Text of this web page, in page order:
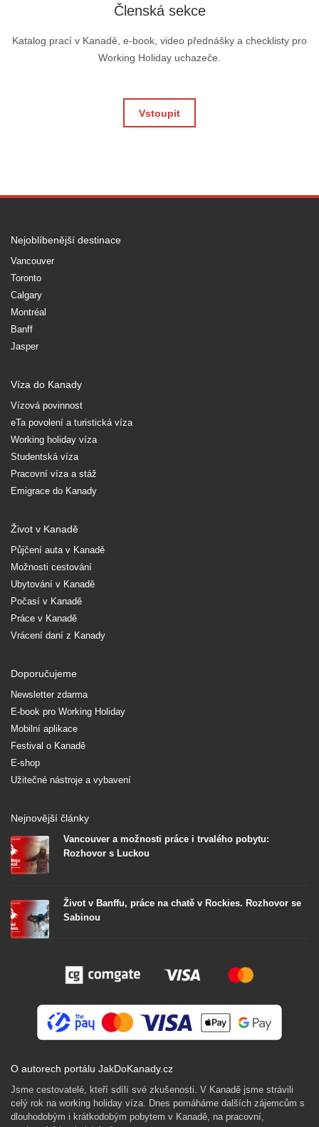
Členská sekce
Katalog prací v Kanadě, e-book, video přednášky a checklisty pro
Working Holiday uchazeče.
Vstoupit
Nejoblíbenější destinace
Vancouver
Toronto
Calgary
Montréal
Banff
Jasper
Víza do Kanady
Vízová povinnost
eTa povolení a turistická víza
Working holiday víza
Studentská víza
Pracovní víza a stáž
Emigrace do Kanady
Život v Kanadě
Půjčení auta v Kanadě
Možnosti cestování
Ubytování v Kanadě
Počasí v Kanadě
Práce v Kanadě
Vrácení daní z Kanady
Doporučujeme
Newsletter zdarma
E-book pro Working Holiday
Mobilní aplikace
Festival o Kanadě
E-shop
Užitečné nástroje a vybavení
Nejnovější články
Vancouver a možnosti práce i trvalého pobytu:
Rozhovor s Luckou
Život v Banffu, práce na chatě v Rockies. Rozhovor se
Sabinou
O autorech portálu JakDoKanady.cz
Jsme cestovatelé, kteří sdílí své zkušenosti. V Kanadě jsme strávili
celý rok na working holiday víza. Dnes pomáháme dalších zájemcům s
dlouhodobým i krátkodobým pobytem v Kanadě, na pracovní,